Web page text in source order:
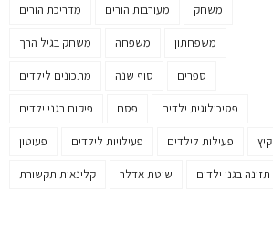
מדריכת הורים מעורבות הורים משחק
משחק בגיל הרך משפחה משפחתון
מתכונים לילדים סוף שנה ספרים
פיקוח בגני ילדים פסח פסיכולוגית ילדים
פעוטון פעילויות לילדים פעילות לילדים קיץ
קלינאית תקשורת שיטת אדלר תזונה בגני ילדים